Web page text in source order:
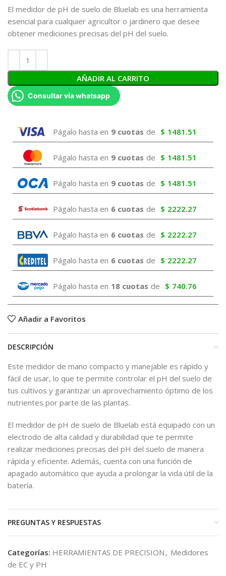
El medidor de pH de suelo de Bluelab es una herramienta
esencial para cualquier agricultor o jardinero que desee
obtener mediciones precisas del pH del suelo.
AÑADIR AL CARRITO
Consultar vía whatsapp
Págalo hasta en 9 cuotas de $ 1481.51
Págalo hasta en 9 cuotas de $ 1481.51
Págalo hasta en 9 cuotas de $ 1481.51
Págalo hasta en 6 cuotas de $ 2222.27
Págalo hasta en 6 cuotas de $ 2222.27
Págalo hasta en 6 cuotas de $ 2222.27
Págalo hasta en 18 cuotas de $ 740.76
Añadir a Favoritos
DESCRIPCIÓN
Este medidor de mano compacto y manejable es rápido y
fácil de usar, lo que te permite controlar el pH del suelo de
tus cultivos y garantizar un aprovechamiento óptimo de los
nutrientes por parte de las plantas.
El medidor de pH de suelo de Bluelab está equipado con un
electrodo de alta calidad y durabilidad que te permite
realizar mediciones precisas del pH del suelo de manera
rápida y eficiente. Además, cuenta con una función de
apagado automático que ayuda a prolongar la vida útil de la
batería.
PREGUNTAS Y RESPUESTAS
Categorías: HERRAMIENTAS DE PRECISION , Medidores
de EC y PH